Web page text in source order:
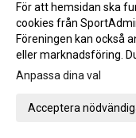
Profilguiden
Innebandy för damer
Gympastart!
Vinnare i trekamp -
Patamera
För att hemsidan ska
cookies från
Föreningen kan också
eller marknadsföring.
Anpassa dina val
Acceptera